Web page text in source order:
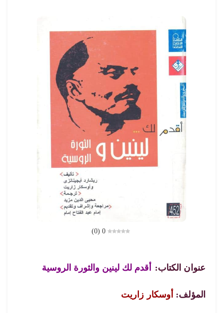
0
(
0
)
عنوان الكتاب: أقدم لك لينين والثورة الروسية
المؤلف: أوسكار زاريت